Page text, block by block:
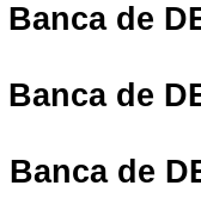
Banca de
Banca de
Banca de